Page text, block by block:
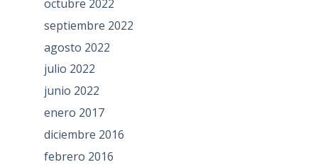
octubre 2022
septiembre 2022
agosto 2022
julio 2022
junio 2022
enero 2017
diciembre 2016
febrero 2016